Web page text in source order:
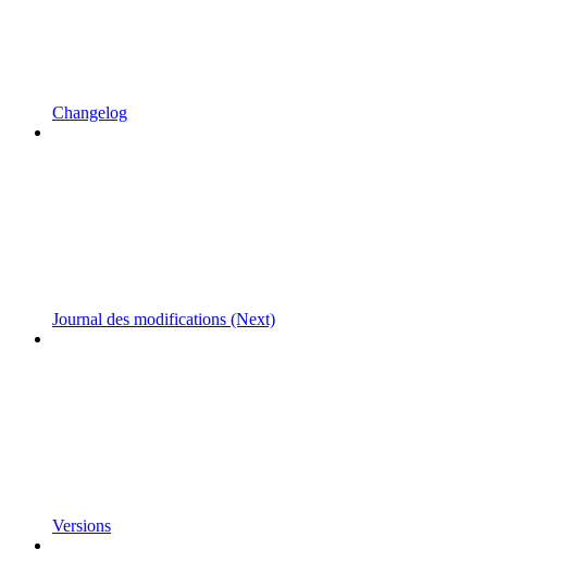
Changelog
Journal des modifications (Next)
Versions